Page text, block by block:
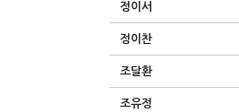
정이서
정이찬
조달환
조유정